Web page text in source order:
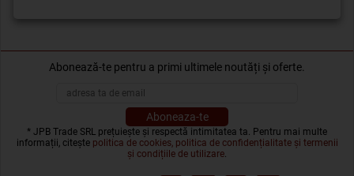
Abonează-te pentru a primi ultimele noutăți și oferte.
* JPB Trade SRL prețuiește și respectă intimitatea ta. Pentru mai multe
informații, citește politica de cookies, politica de confidențialitate și termenii
și condițiile de utilizare.